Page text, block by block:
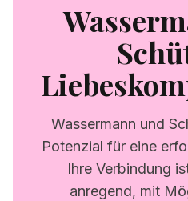
Wassermann und
Potenzial für eine
Ihre Verbindung
anregend, mit